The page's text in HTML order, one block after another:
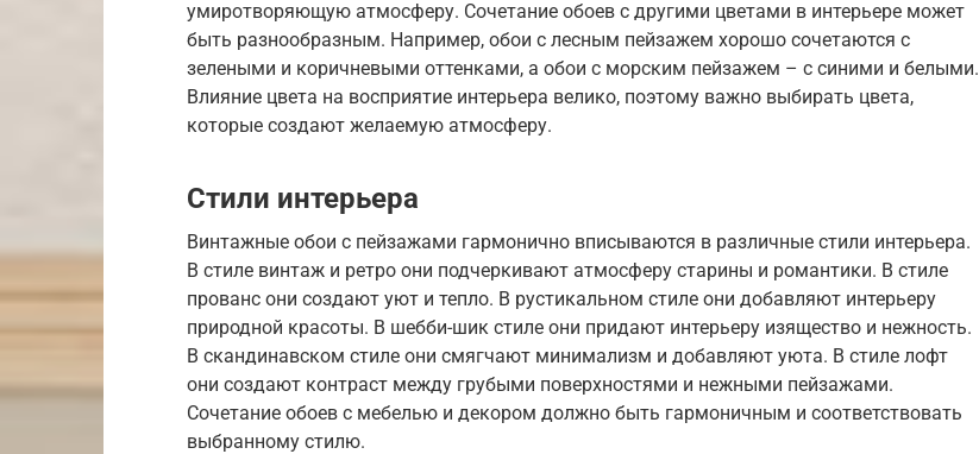
умиротворяющую атмосферу. Сочетание обоев с другими цветами в интерьере может
быть разнообразным. Например, обои с лесным пейзажем хорошо сочетаются с
зелеными и коричневыми оттенками, а обои с морским пейзажем – с синими и белыми.
Влияние цвета на восприятие интерьера велико, поэтому важно выбирать цвета,
которые создают желаемую атмосферу.
Стили интерьера
Винтажные обои с пейзажами гармонично вписываются в различные стили интерьера.
В стиле винтаж и ретро они подчеркивают атмосферу старины и романтики. В стиле
прованс они создают уют и тепло. В рустикальном стиле они добавляют интерьеру
природной красоты. В шебби-шик стиле они придают интерьеру изящество и нежность.
В скандинавском стиле они смягчают минимализм и добавляют уюта. В стиле лофт
они создают контраст между грубыми поверхностями и нежными пейзажами.
Сочетание обоев с мебелью и декором должно быть гармоничным и соответствовать
выбранному стилю.